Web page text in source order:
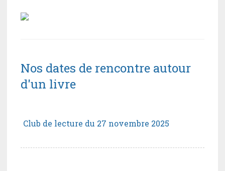
Nos dates de rencontre autour
d'un livre
Club de lecture du 27 novembre 2025